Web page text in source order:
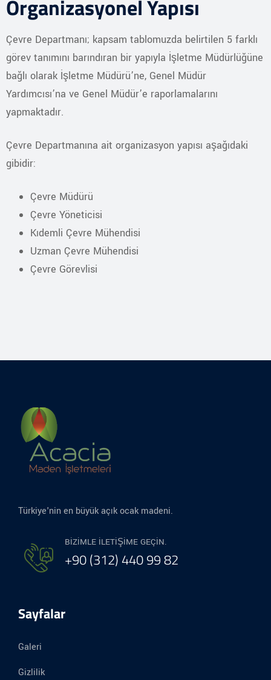
Organizasyonel Yapısı
Çevre Departmanı; kapsam tablomuzda belirtilen 5 farklı
görev tanımını barındıran bir yapıyla İşletme Müdürlüğüne
bağlı olarak İşletme Müdürü’ne, Genel Müdür
Yardımcısı’na ve Genel Müdür’e raporlamalarını
yapmaktadır.
Çevre Departmanına ait organizasyon yapısı aşağıdaki
gibidir:
Çevre Müdürü
Çevre Yöneticisi
Kıdemli Çevre Mühendisi
Uzman Çevre Mühendisi
Çevre Görevlisi
Türkiye'nin en büyük açık ocak madeni.
BIZIMLE ILETIŞIME GEÇIN.
+90 (312) 440 99 82
Sayfalar
Galeri
Gizlilik